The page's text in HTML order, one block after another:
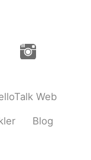
Web
Blog